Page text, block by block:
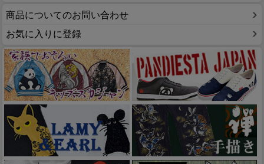
商品についてのお問い合わせ
お気に入りに登録